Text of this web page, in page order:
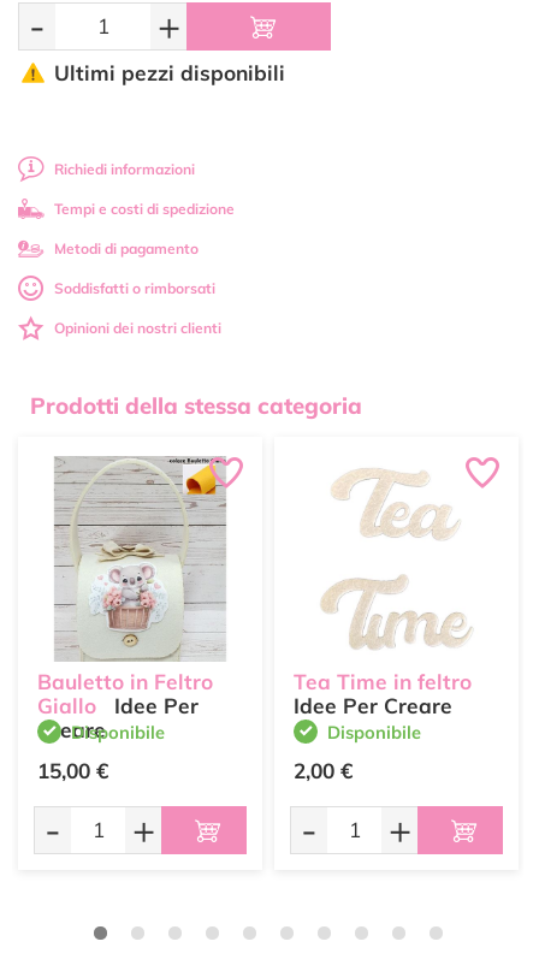
- +
Ultimi pezzi disponibili
Richiedi informazioni
Tempi e costi di spedizione
Metodi di pagamento
Soddisfatti o rimborsati
Opinioni dei nostri clienti
Prodotti della stessa categoria
Bauletto in Feltro
Giallo
Idee Per
CreareDisponibile
15,00 €
- +
Tea Time in feltro
Idee Per Creare
Disponibile
2,00 €
- +